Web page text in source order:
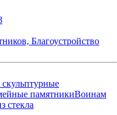
Благоустройство
памятникиВоинам
стекла